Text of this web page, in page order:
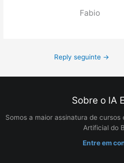
Fabio
Reply seguinte →
Sobre o IA
Somos a maior assinatura de
Artificial do
Entre em